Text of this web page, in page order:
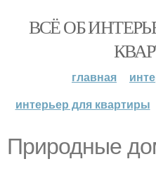
ВСЁ ОБ
главная
интерьер для квартиры
Природные